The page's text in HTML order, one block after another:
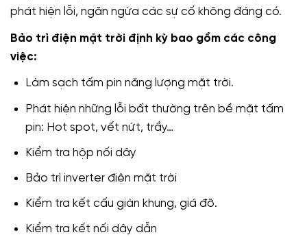
phát hiện lỗi, ngăn ngừa các sự cố không đáng có.
Bảo trì điện mặt trời định kỳ bao gồm các công
việc:
Làm sạch tấm pin năng lượng mặt trời.
Phát hiện những lỗi bất thường trên bề mặt tấm
pin: Hot spot, vết nứt, trầy…
Kiểm tra hộp nối dây
Bảo trì inverter điện mặt trời
Kiểm tra kết cấu giàn khung, giá đỡ.
Kiểm tra kết nối dây dẫn